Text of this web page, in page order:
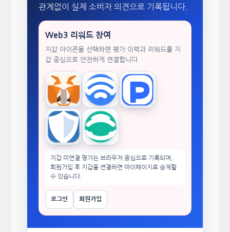
관계없이 실제 소비자 의견으로 기록됩니다.
Web3 리워드 참여
지갑 아이콘을 선택하면 평가 이력과 리워드를 지
갑 중심으로 안전하게 연결합니다.
MetaMask WalletConnectTokenPocket
Trust Wallet imToken
지갑 미연결 평가는 브라우저 중심으로 기록되며,
회원가입 후 지갑을 연결하면 마이페이지로 승계할
수 있습니다.
로그인 회원가입